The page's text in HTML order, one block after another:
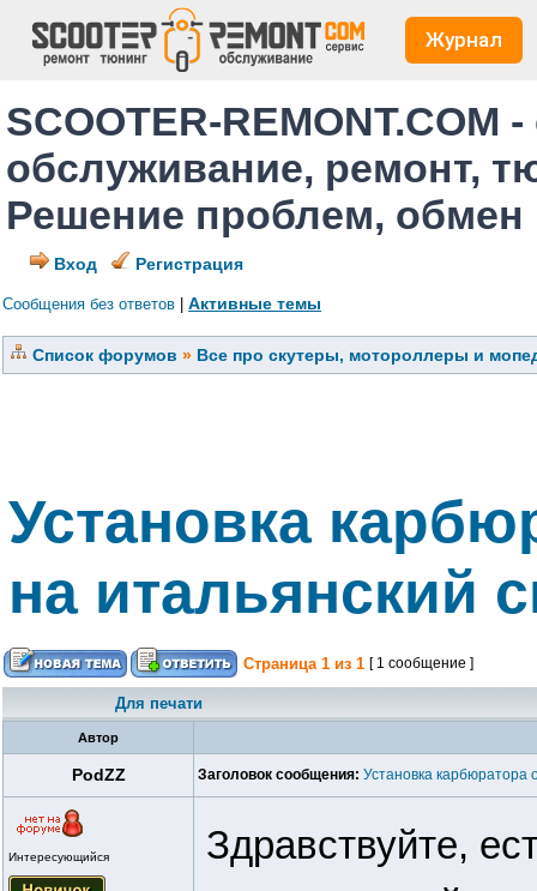
Журнал
SCOOTER-REMONT.COM
обслуживание, ремонт,
Решение проблем,
Вход Регистрация
Сообщения без ответов Активные темы
Список форумов » Все про скутеры, мотороллеры и
Установка
на итальянский
Страница 1 из 1 [ 1 сообщение ]
Для печати
Автор
PodZZ Заголовок сообщения: Установка карбюратора
Интересующийся
Здравствуйте,